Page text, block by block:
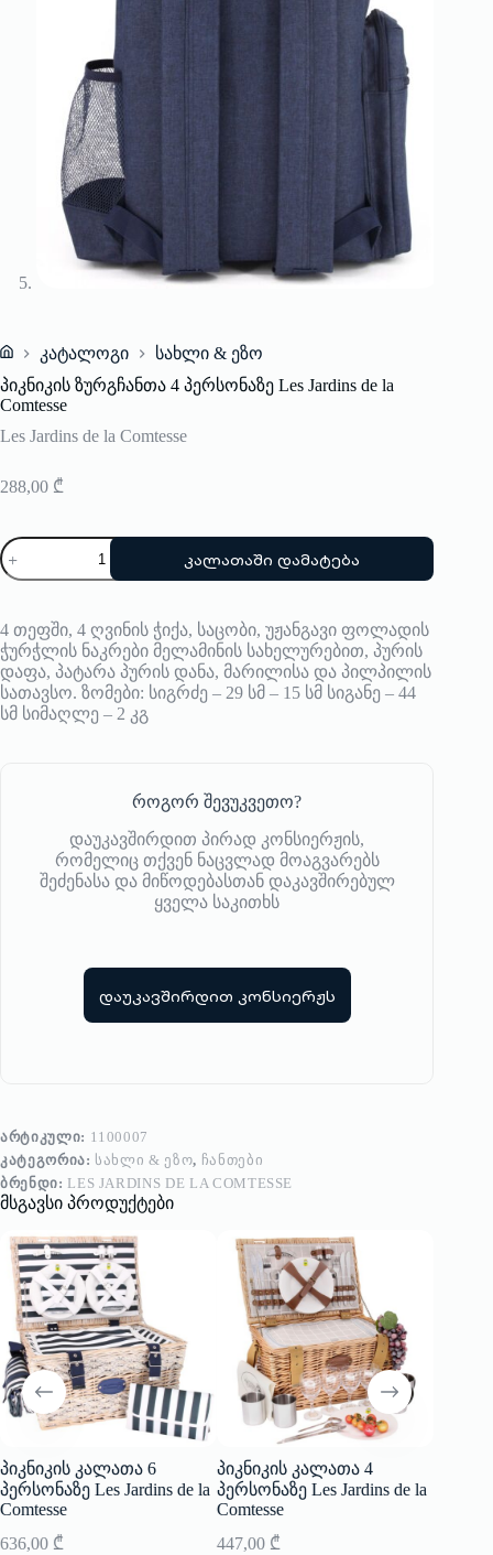
Home
კატალოგი
სახლი & ეზო
პიკნიკის ზურგჩანთა 4 პერსონაზე Les Jardins de la
Comtesse
Les Jardins de la Comtesse
288,00 ₾
რაოდენობა:
პიკნიკის
ზურგჩანთა
პერსონაზე
Les
Jardins
de
la
Comtesse
კალათაში დამატება
4 თეფში, 4 ღვინის ჭიქა, საცობი, უჟანგავი ფოლადის
ჭურჭლის ნაკრები მელამინის სახელურებით, პურის
დაფა, პატარა პურის დანა, მარილისა და პილპილის
სათავსო. ზომები: სიგრძე – 29 სმ – 15 სმ სიგანე – 44
სმ სიმაღლე – 2 კგ
როგორ შევუკვეთო?
დაუკავშირდით პირად კონსიერჟის,
რომელიც თქვენ ნაცვლად მოაგვარებს
შეძენასა და მიწოდებასთან დაკავშირებულ
ყველა საკითხს
დაუკავშირდით კონსიერჟს
ᲐᲠᲢᲘᲙᲣᲚᲘ: 1100007
ᲙᲐᲢᲔᲒᲝᲠᲘᲐ: ᲡᲐᲮᲚᲘ & ᲔᲖᲝ, ᲩᲐᲜᲗᲔᲑᲘ
ᲑᲠᲔᲜᲓᲘ: LES JARDINS DE LA COMTESSE
მსგავსი პროდუქტები
პიკნიკის კალათა 6
პერსონაზე Les Jardins de la
Comtesse
636,00 ₾
პიკნიკის კალათა 4
პერსონაზე Les Jardins de la
Comtesse
447,00 ₾